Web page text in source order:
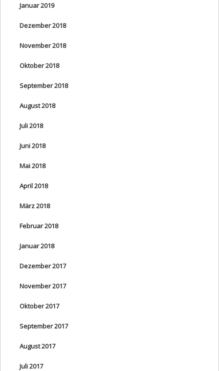
Januar 2019
Dezember 2018
November 2018
Oktober 2018
September 2018
August 2018
Juli 2018
Juni 2018
Mai 2018
April 2018
März 2018
Februar 2018
Januar 2018
Dezember 2017
November 2017
Oktober 2017
September 2017
August 2017
Juli 2017